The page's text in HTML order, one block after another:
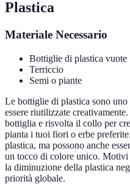
Plastica
Materiale Necessario
Bottiglie di plastica vuote
Terriccio
Semi o piante
Le bottiglie di plastica sono
essere riutilizzate
bottiglia e risvolta il collo per
pianta i tuoi fiori o erbe
plastica, ma possono anche
un tocco di colore unico.
la diminuzione della plastica
priorità globale.